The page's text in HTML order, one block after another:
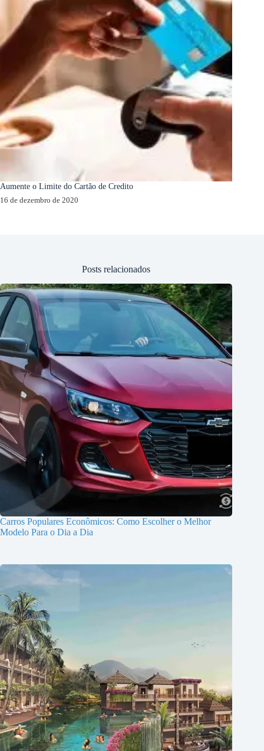
Aumente o Limite do Cartão de Credito
16 de dezembro de 2020
Posts relacionados
Carros Populares Econômicos: Como Escolher o Melhor
Modelo Para o Dia a Dia